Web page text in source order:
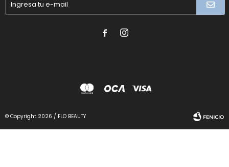
 
© Copyright 2026 / FLO BEAUTY